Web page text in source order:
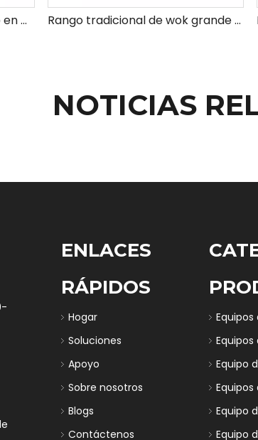
2 quemadores abiertos - clip en （tipo de hierro fundido sin soplador) Rango tradicional de wok grande (con soplador)
NOTICIAS
ENLACES
RÁPIDOS
Hogar
Soluciones
Apoyo
Sobre nosotros
Blogs
Contáctenos
Equipo
Equipo
Equipo